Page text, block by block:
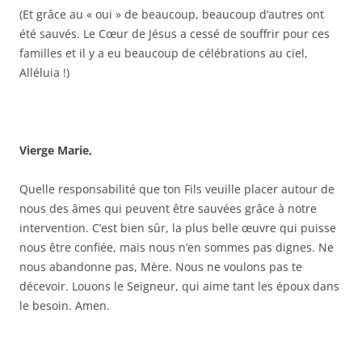
(Et grâce au « oui » de beaucoup, beaucoup d’autres ont
été sauvés. Le Cœur de Jésus a cessé de souffrir pour ces
familles et il y a eu beaucoup de célébrations au ciel,
Alléluia !)
Vierge Marie,
Quelle responsabilité que ton Fils veuille placer autour de
nous des âmes qui peuvent être sauvées grâce à notre
intervention. C’est bien sûr, la plus belle œuvre qui puisse
nous être confiée, mais nous n’en sommes pas dignes. Ne
nous abandonne pas, Mère. Nous ne voulons pas te
décevoir. Louons le Seigneur, qui aime tant les époux dans
le besoin. Amen.